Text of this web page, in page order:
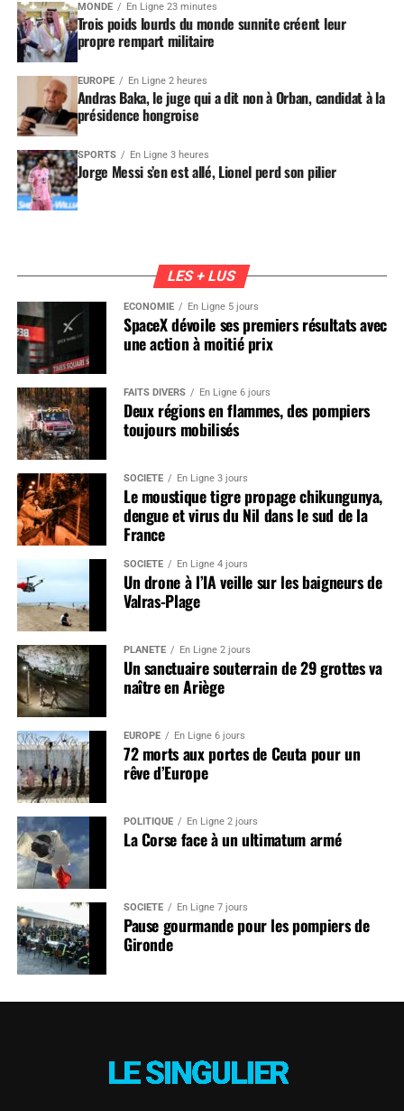
MONDE En Ligne 23 minutes
Trois poids lourds du monde sunnite créent leur
propre rempart militaire
EUROPE En Ligne 2 heures
Andras Baka, le juge qui a dit non à Orban, candidat à la
présidence hongroise
SPORTS En Ligne 3 heures
Jorge Messi s’en est allé, Lionel perd son pilier
LES + LUS
ÉCONOMIE En Ligne 5 jours
SpaceX dévoile ses premiers résultats avec
une action à moitié prix
FAITS DIVERS En Ligne 6 jours
Deux régions en flammes, des pompiers
toujours mobilisés
SOCIÉTÉ En Ligne 3 jours
Le moustique tigre propage chikungunya,
dengue et virus du Nil dans le sud de la
France
SOCIÉTÉ En Ligne 4 jours
Un drone à l’IA veille sur les baigneurs de
Valras-Plage
PLANÈTE En Ligne 2 jours
Un sanctuaire souterrain de 29 grottes va
naître en Ariège
EUROPE En Ligne 6 jours
72 morts aux portes de Ceuta pour un
rêve d’Europe
POLITIQUE En Ligne 2 jours
La Corse face à un ultimatum armé
SOCIÉTÉ En Ligne 7 jours
Pause gourmande pour les pompiers de
Gironde